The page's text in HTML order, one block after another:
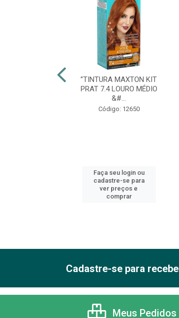
”TINTURA MAXTON KIT
PRAT 7.4 LOURO MÉDIO
&#...
Código: 12650
Faça seu login ou
cadastre-se para
ver preços e
comprar
Cadastre-se para
Meus Pedidos